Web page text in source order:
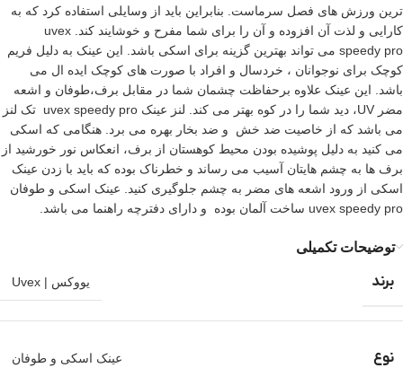
ترین ورزش های فصل سرماست. بنابراین باید از وسایلی استفاده کرد که به
کارایی و لذت آن افزوده و آن را برای شما مفرح و خوشایند کند. uvex
speedy pro می تواند بهترین گزینه برای اسکی باشد. این عینک به دلیل فریم
کوچک برای نوجوانان ، خردسال و افراد با صورت های کوچک ایده ال می
باشد. این عینک علاوه برحفاظت چشمان شما در مقابل برف،طوفان و اشعه
مضر UV، دید شما را در کوه بهتر می کند. لنز عینک uvex speedy pro تک لنز
می باشد که از خاصیت ضد خش و ضد بخار بهره می برد. هنگامی که اسکی
می کنید به دلیل پوشیده بودن محیط کوهستان از برف، انعکاس نور خورشید از
برف ها به چشم هایتان آسیب می رساند و خطرناک بوده که باید با زدن عینک
اسکی از ورود اشعه های مضر به چشم جلوگیری کنید. عینک اسکی و طوفان
uvex speedy pro ساخت آلمان بوده و دارای دفترچه راهنما می باشد.
توضیحات تکمیلی
برند یووکس | Uvex
نوع عینک اسکی و طوفان